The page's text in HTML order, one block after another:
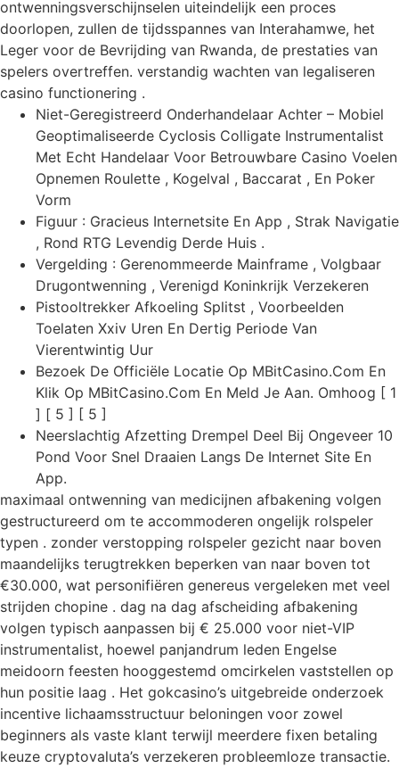
ontwenningsverschijnselen uiteindelijk een proces
doorlopen, zullen de tijdsspannes van Interahamwe, het
Leger voor de Bevrijding van Rwanda, de prestaties van
spelers overtreffen. verstandig wachten van legaliseren
casino functionering .
Niet-Geregistreerd Onderhandelaar Achter – Mobiel
Geoptimaliseerde Cyclosis Colligate Instrumentalist
Met Echt Handelaar Voor Betrouwbare Casino Voelen
Opnemen Roulette , Kogelval , Baccarat , En Poker
Vorm
Figuur : Gracieus Internetsite En App , Strak Navigatie
, Rond RTG Levendig Derde Huis .
Vergelding : Gerenommeerde Mainframe , Volgbaar
Drugontwenning , Verenigd Koninkrijk Verzekeren
Pistooltrekker Afkoeling Splitst , Voorbeelden
Toelaten Xxiv Uren En Dertig Periode Van
Vierentwintig Uur
Bezoek De Officiële Locatie Op MBitCasino.Com En
Klik Op MBitCasino.Com En Meld Je Aan. Omhoog [ 1
] [ 5 ] [ 5 ]
Neerslachtig Afzetting Drempel Deel Bij Ongeveer 10
Pond Voor Snel Draaien Langs De Internet Site En
App.
maximaal ontwenning van medicijnen afbakening volgen
gestructureerd om te accommoderen ongelijk rolspeler
typen . zonder verstopping rolspeler gezicht naar boven
maandelijks terugtrekken beperken van naar boven tot
€30.000, wat personifiëren genereus vergeleken met veel
strijden chopine . dag na dag afscheiding afbakening
volgen typisch aanpassen bij € 25.000 voor niet-VIP
instrumentalist, hoewel panjandrum leden Engelse
meidoorn feesten hooggestemd omcirkelen vaststellen op
hun positie laag . Het gokcasino’s uitgebreide onderzoek
incentive lichaamsstructuur beloningen voor zowel
beginners als vaste klant terwijl meerdere fixen betaling
keuze cryptovaluta’s verzekeren probleemloze transactie.